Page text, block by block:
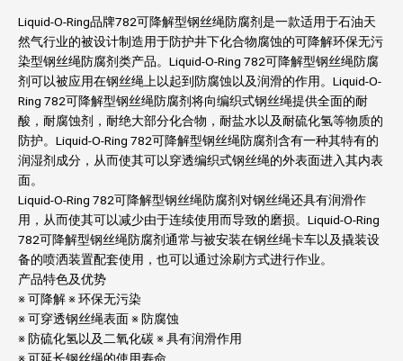
Liquid-O-Ring品牌782可降解型钢丝绳防腐剂是一款适用于石油天
然气行业的被设计制造用于防护井下化合物腐蚀的可降解环保无污
染型钢丝绳防腐剂类产品。Liquid-O-Ring 782可降解型钢丝绳防腐
剂可以被应用在钢丝绳上以起到防腐蚀以及润滑的作用。Liquid-O-
Ring 782可降解型钢丝绳防腐剂将向编织式钢丝绳提供全面的耐
酸，耐腐蚀剂，耐绝大部分化合物，耐盐水以及耐硫化氢等物质的
防护。Liquid-O-Ring 782可降解型钢丝绳防腐剂含有一种其特有的
润湿剂成分，从而使其可以穿透编织式钢丝绳的外表面进入其内表
面。
Liquid-O-Ring 782可降解型钢丝绳防腐剂对钢丝绳还具有润滑作
用，从而使其可以减少由于连续使用而导致的磨损。Liquid-O-Ring
782可降解型钢丝绳防腐剂通常与被安装在钢丝绳卡车以及撬装设
备的喷洒装置配套使用，也可以通过涂刷方式进行作业。
产品特色及优势
※ 可降解 ※ 环保无污染
※ 可穿透钢丝绳表面 ※ 防腐蚀
※ 防硫化氢以及二氧化碳 ※ 具有润滑作用
※ 可延长钢丝绳的使用寿命